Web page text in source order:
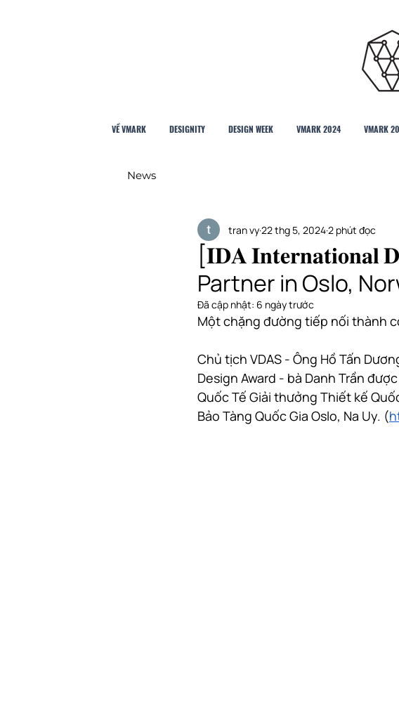
VỀ VMARK DESIGNITY DESIGN WEEK VMARK 2024 VMARK
News
[𝐈𝐃𝐀 𝐈𝐧𝐭𝐞𝐫𝐧𝐚𝐭𝐢𝐨𝐧𝐚𝐥
Partner in Oslo,
tran vy22 thg 5, 20242 phút đọc
Đã cập nhật: 6 ngày trước
Một chặng đường tiếp nối thành
Chủ tịch VDAS - Ông Hồ Tấn
Design Award - bà Danh Trần
Quốc Tế Giải thưởng Thiết kế
Bảo Tàng Quốc Gia Oslo, Na Uy. (